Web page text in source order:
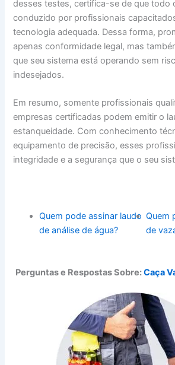
desses testes, certifica-se de que todo
conduzido por profissionais
tecnologia adequada. Dessa forma,
apenas conformidade legal, mas
que seu sistema está operando sem
indesejados.
Em resumo, somente profissionais
empresas certificadas podem emitir o
estanqueidade. Com conhecimento
equipamento de precisão, esses
integridade e a segurança que o seu
Quem pode assinar laudo
de análise de água?
Quem
de
Perguntas e Respostas Sobre:Caça